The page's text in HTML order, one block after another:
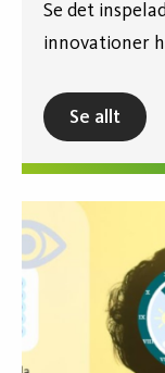
Se det
innovationer
Se allt